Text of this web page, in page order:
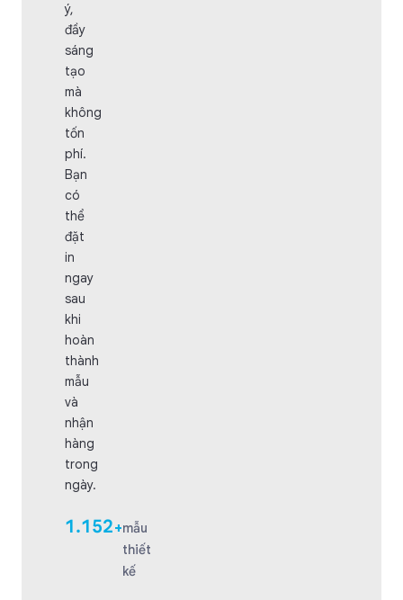
ý,
đầy
sáng
tạo
mà
không
tốn
phí.
Bạn
có
thể
đặt
in
ngay
sau
khi
hoàn
thành
mẫu
và
nhận
hàng
trong
ngày.
1.152+mẫu
thiết
kế